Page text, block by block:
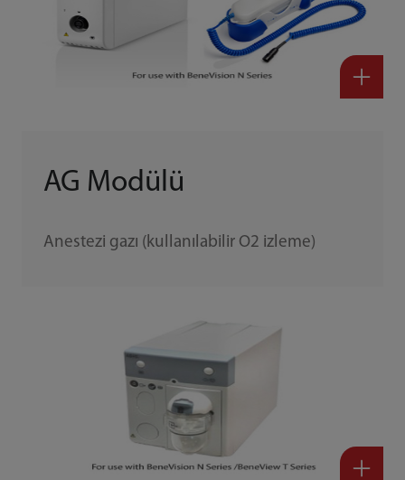
AG Modülü
Anestezi gazı (kullanılabilir O2 izleme)